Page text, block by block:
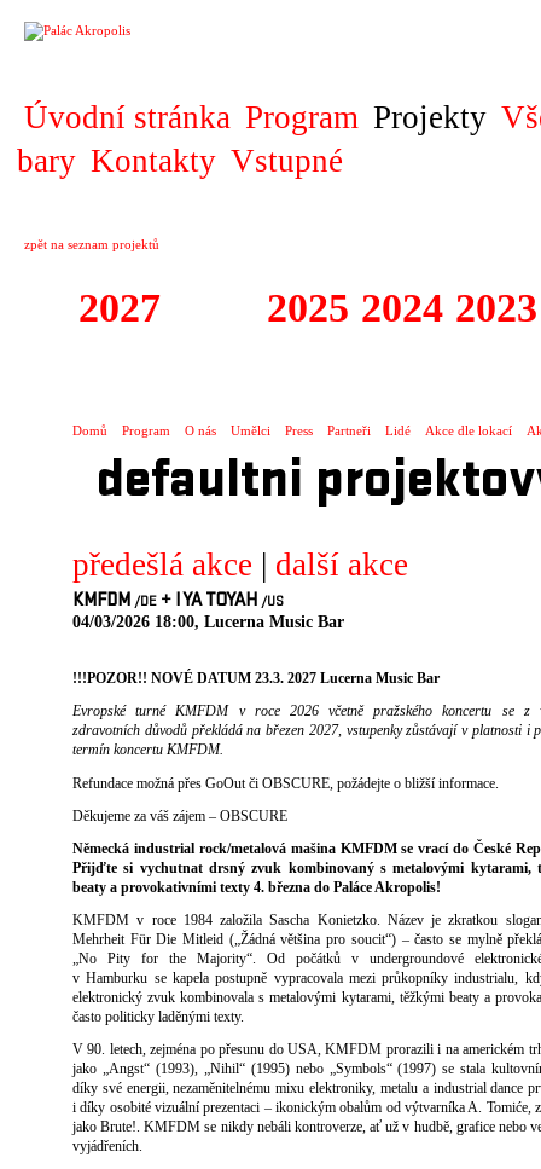
Úvodní stránka Program Projekty
bary Kontakty Vstupné
zpět na seznam projektů
2027 2025 2024 2023
Domů Program O nás Umělci Press Partneři Lidé Akce dle lokací
defaultni
předešlá akce | další akce
KMFDM /DE + I YA TOYAH /US
04/03/2026 18:00, Lucerna Music Bar
!!!POZOR!! NOVÉ DATUM 23.3. 2027 Lucerna Music Bar
Evropské turné KMFDM v roce 2026 včetně pražského koncertu se z
zdravotních důvodů překládá na březen 2027, vstupenky zůstávají v platnosti i
termín koncertu KMFDM.
Refundace možná přes GoOut či OBSCURE, požádejte o bližší informace.
Děkujeme za váš zájem – OBSCURE
Německá industrial rock/metalová mašina KMFDM se vrací do České
Přijďte si vychutnat drsný zvuk kombinovaný s metalovými kytarami,
beaty a provokativními texty 4. března do Paláce Akropolis!
KMFDM v roce 1984 založila Sascha Konietzko. Název je zkratkou
Mehrheit Für Die Mitleid („Žádná většina pro soucit“) – často se mylně
„No Pity for the Majority“. Od počátků v undergroundové
v Hamburku se kapela postupně vypracovala mezi průkopníky industrialu,
elektronický zvuk kombinovala s metalovými kytarami, těžkými beaty a
často politicky laděnými texty.
V 90. letech, zejména po přesunu do USA, KMFDM prorazili i na americkém
jako „Angst“ (1993), „Nihil“ (1995) nebo „Symbols“ (1997) se stala
díky své energii, nezaměnitelnému mixu elektroniky, metalu a industrial dance
i díky osobité vizuální prezentaci – ikonickým obalům od výtvarníka A. Tomiće,
jako Brute!. KMFDM se nikdy nebáli kontroverze, ať už v hudbě, grafice nebo
vyjádřeních.